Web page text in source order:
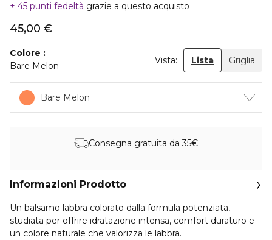
45 punti fedeltà grazie a questo acquisto
45,00 €
Colore
Bare Melon
Vista: Lista Griglia
Bare Melon
Consegna gratuita da 35€
Informazioni Prodotto
Un balsamo labbra colorato dalla formula potenziata,
studiata per offrire idratazione intensa, comfort duraturo e
un colore naturale che valorizza le labbra.